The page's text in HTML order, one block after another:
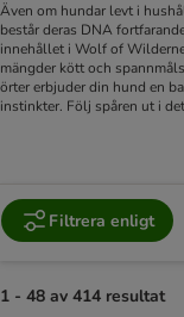
Även om hundar levt i
består deras DNA
innehållet i Wolf of
mängder kött och
örter erbjuder din hund en
instinkter. Följ spåren ut i
Filtrera enligt
1 - 48 av 414 resultat